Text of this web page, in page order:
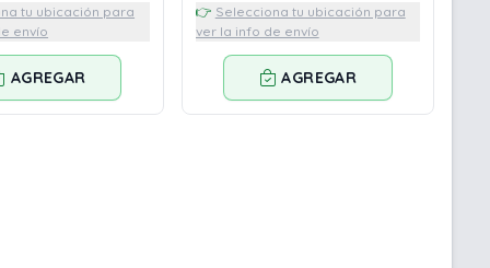
tu ubicación para
envío
AGREGAR
👉 Selecciona tu ubicación para
ver la info de envío
AGREGAR